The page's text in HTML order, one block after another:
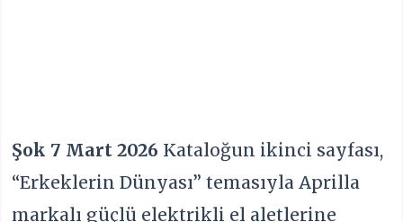
Şok 7 Mart 2026 Kataloğun ikinci sayfası,
“Erkeklerin Dünyası” temasıyla Aprilla
markalı güçlü elektrikli el aletlerine